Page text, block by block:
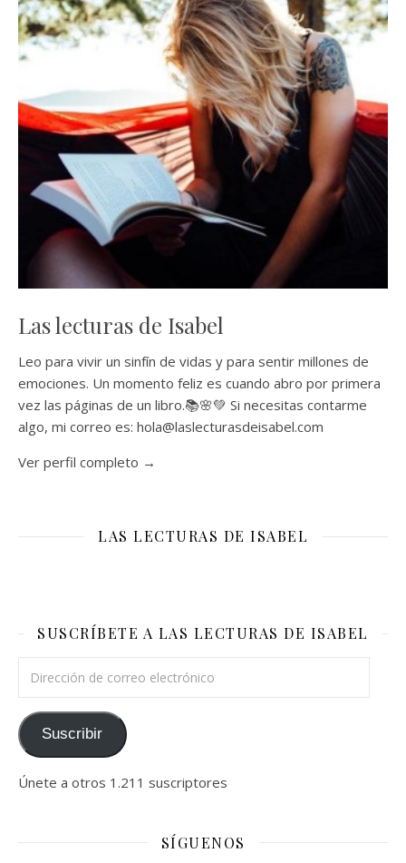
Las lecturas de Isabel
Leo para vivir un sinfín de vidas y para sentir millones de
emociones. Un momento feliz es cuando abro por primera
vez las páginas de un libro.📚🌸💚 Si necesitas contarme
algo, mi correo es: hola@laslecturasdeisabel.com
Ver perfil completo →
LAS LECTURAS DE ISABEL
SUSCRÍBETE A LAS LECTURAS DE ISABEL
Suscribir
Únete a otros 1.211 suscriptores
SÍGUENOS